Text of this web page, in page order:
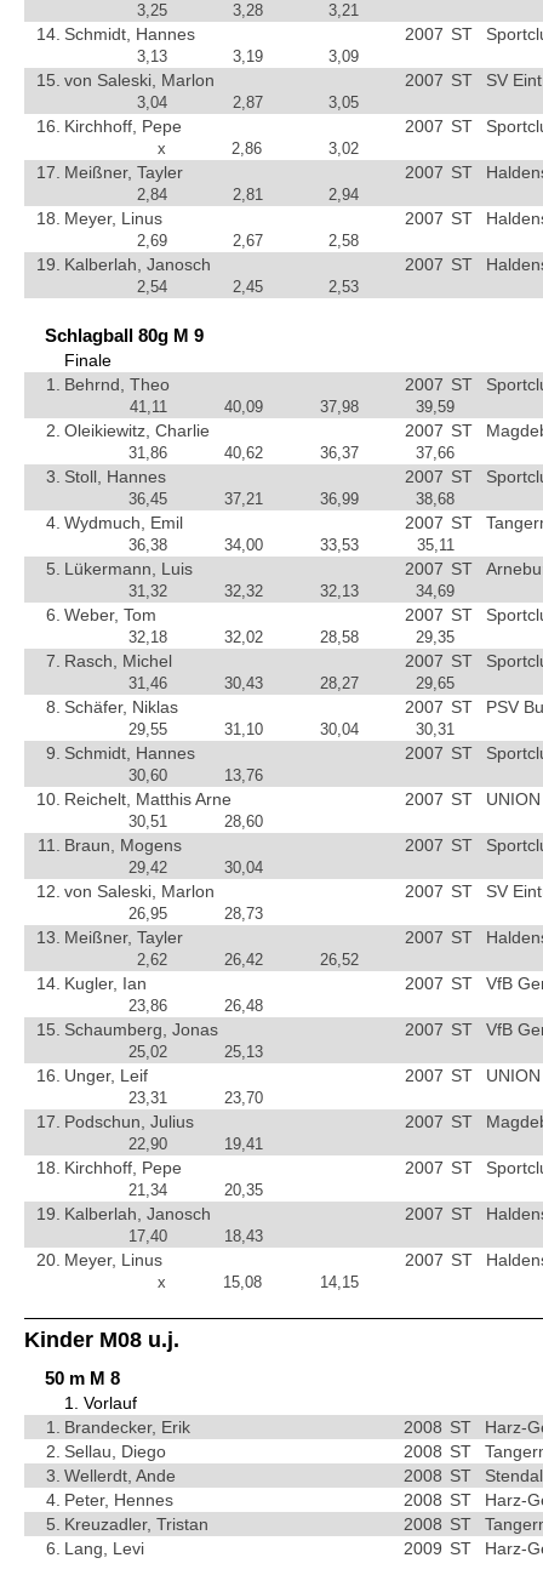
3,25 3,28 3,21
14. Schmidt, Hannes 2007 ST
3,13 3,19 3,09
15. von Saleski, Marlon 2007 ST SV
3,04 2,87 3,05
16. Kirchhoff, Pepe 2007 ST
x 2,86 3,02
17. Meißner, Tayler 2007 ST
2,84 2,81 2,94
18. Meyer, Linus 2007 ST
2,69 2,67 2,58
19. Kalberlah, Janosch 2007 ST
2,54 2,45 2,53
Schlagball 80g M 9
Finale
1.
Behrnd, Theo 2007 ST
41,11 40,09 37,98 39,59
2. Oleikiewitz, Charlie 2007 ST
31,86 40,62 36,37 37,66
3. Stoll, Hannes 2007 ST
36,45 37,21 36,99 38,68
4. Wydmuch, Emil 2007 ST
36,38 34,00 33,53 35,11
5. Lükermann, Luis 2007 ST
31,32 32,32 32,13 34,69
6. Weber, Tom 2007 ST
32,18 32,02 28,58 29,35
7. Rasch, Michel 2007 ST
31,46 30,43 28,27 29,65
8. Schäfer, Niklas 2007 ST PSV
29,55 31,10 30,04 30,31
9. Schmidt, Hannes 2007 ST
30,60 13,76
10. Reichelt, Matthis Arne 2007 ST
30,51 28,60
11. Braun, Mogens 2007 ST
29,42 30,04
12. von Saleski, Marlon 2007 ST SV
26,95 28,73
13. Meißner, Tayler 2007 ST
2,62 26,42 26,52
14. Kugler, Ian 2007 ST VfB
23,86 26,48
15. Schaumberg, Jonas 2007 ST VfB
25,02 25,13
16. Unger, Leif 2007 ST
23,31 23,70
17. Podschun, Julius 2007 ST
22,90 19,41
18. Kirchhoff, Pepe 2007 ST
21,34 20,35
19. Kalberlah, Janosch 2007 ST
17,40 18,43
20. Meyer, Linus 2007 ST
x 15,08 14,15
Kinder M08 u.j.
50 m M 8
1. Vorlauf
1.
Brandecker, Erik 2008 ST
Harz-
2. Sellau, Diego 2008 ST
3. Wellerdt, Ande 2008 ST
4. Peter, Hennes 2008 ST
Harz-
5. Kreuzadler, Tristan 2008 ST
6. Lang, Levi 2009 ST Harz-